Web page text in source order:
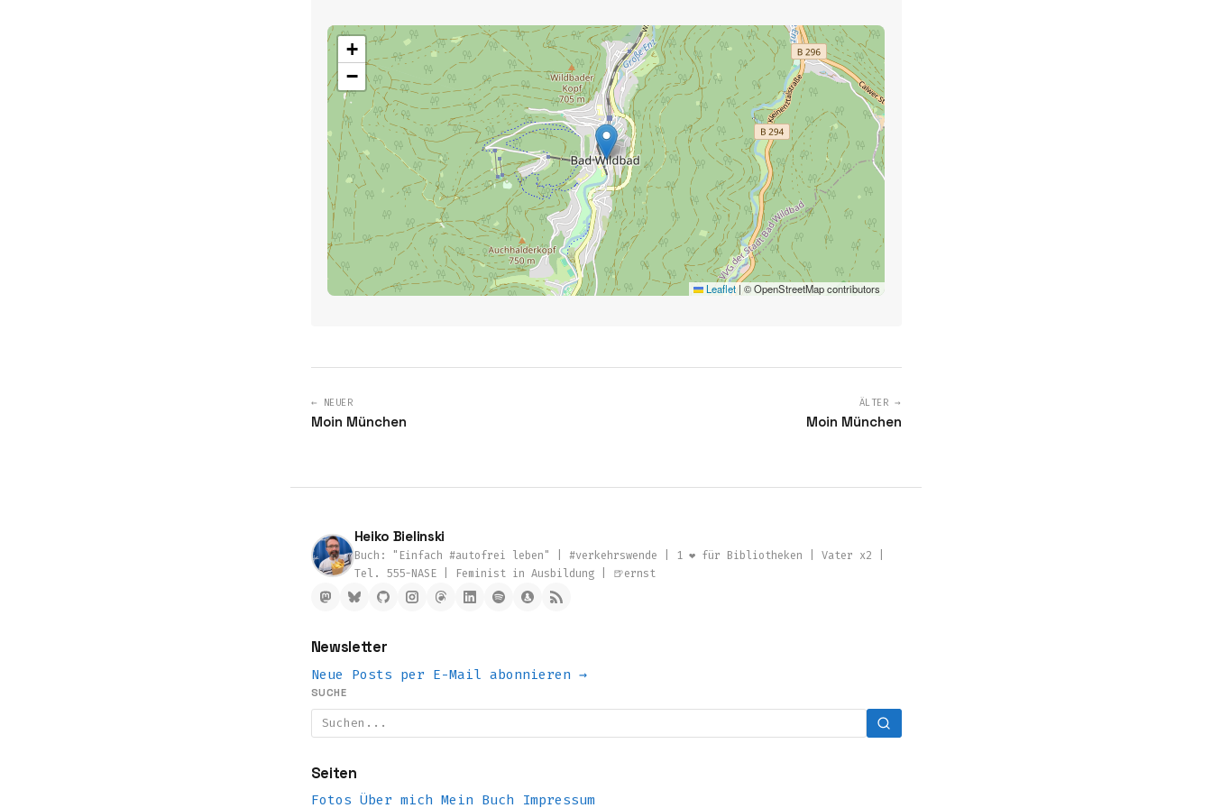
+
−
Leaflet | © OpenStreetMap contributors
← NEUER
Moin München
ÄLTER →
Moin München
Heiko Bielinski
Buch: "Einfach #autofrei leben" | #verkehrswende | 1 ❤️ für Bibliotheken | Vater x2 |
Tel. 555-NASE | Feminist in Ausbildung | 🍺ernst
Newsletter
Neue Posts per E-Mail abonnieren →
SUCHE
Seiten
Fotos Über mich Mein Buch Impressum